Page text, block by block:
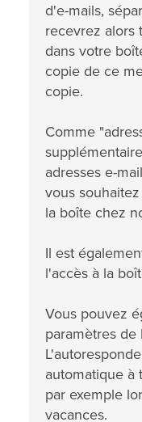
d'e-mails,
recevrez alors
dans votre
copie de ce
copie.
Comme
adresses e-
vous
la boîte chez
Il est
l'accès à la
Vous pouvez
paramètres de
automatique à
par exemple
vacances.